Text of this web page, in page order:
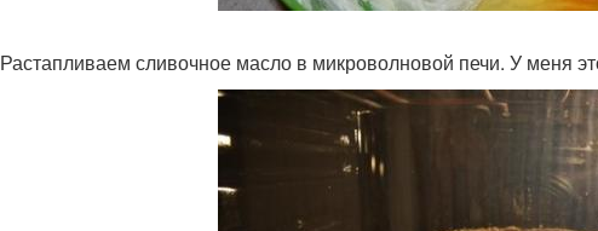
Растапливаем сливочное масло в микроволновой печи. У меня